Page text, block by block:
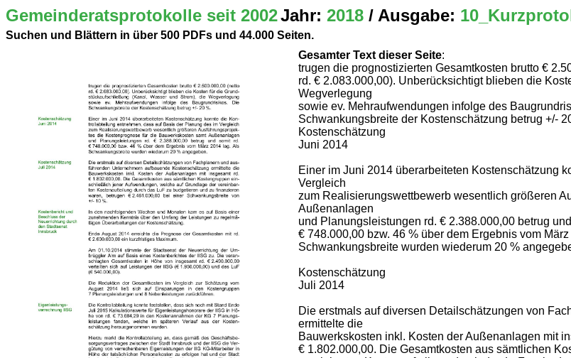
Gemeinderatsprotokolle seit 2002Jahr: 2018 / Ausgabe:
Suchen und Blättern in über 500 PDFs und 44.000 Seiten.
Gesamter Text dieser Seite:
trugen die prognostizierten Gesamtkosten brutto €
rd. € 2.083.000,00). Unberücksichtigt blieben die
Wegverlegung
sowie ev. Mehraufwendungen infolge des
Schwankungsbreite der Kostenschätzung betrug +/-
Kostenschätzung
Juni 2014
Einer im Juni 2014 überarbeiteten Kostenschätzung
Vergleich
zum Realisierungswettbewerb wesentlich größeren
Außenanlagen
und Planungsleistungen rd. € 2.388.000,00 betrug
€ 748.000,00 bzw. 46 % über dem Ergebnis vom
Schwankungsbreite wurden wiederum 20 %
Kostenschätzung
Juli 2014
Die erstmals auf diversen Detailschätzungen von
ermittelte die
Bauwerkskosten inkl. Kosten der Außenanlagen mit
€ 1.802.000,00. Die Gesamtkosten aus sämtlichen